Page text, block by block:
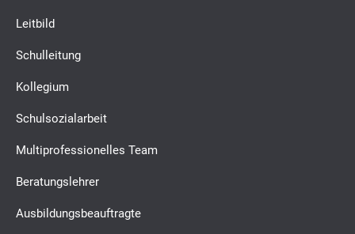
Leitbild
Schulleitung
Kollegium
Schulsozialarbeit
Multiprofessionelles Team
Beratungslehrer
Ausbildungsbeauftragte